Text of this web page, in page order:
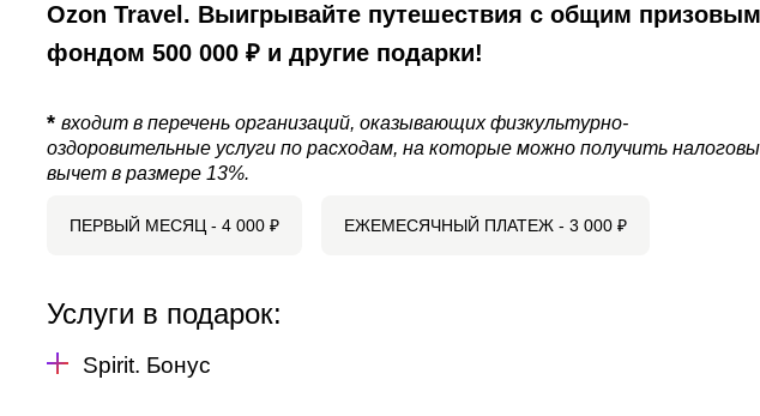
Ozon Travel. Выигрывайте путешествия с общим призовым
фондом 500 000 ₽ и другие подарки!
* входит в перечень организаций, оказывающих физкультурно-
оздоровительные услуги по расходам, на которые можно получить
вычет в размере 13%.
ПЕРВЫЙ МЕСЯЦ - 4 000 ₽ ЕЖЕМЕСЯЧНЫЙ ПЛАТЕЖ - 3 000 ₽
Услуги в подарок:
Spirit. Бонус